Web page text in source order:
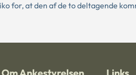
for, at den af de to deltagende